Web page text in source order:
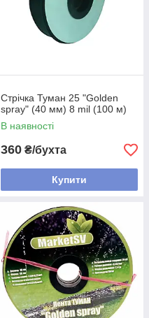
Стрічка Туман 25 "Golden
spray" (40 мм) 8 mil (100 м)
В наявності
360 ₴/бухта
Купити